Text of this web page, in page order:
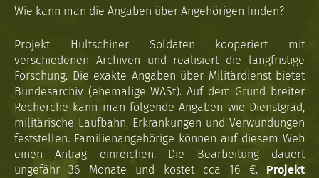
Wie kann man die Angaben über Angehörigen finden?
Projekt Hultschiner Soldaten kooperiert mit
verschiedenen Archiven und realisiert die langfristige
Forschung. Die exakte Angaben über Militärdienst bietet
Bundesarchiv (ehemalige WASt). Auf dem Grund breiter
Recherche kann man folgende Angaben wie Dienstgrad,
militärische Laufbahn, Erkrankungen und Verwundungen
feststellen. Familienangehörige können auf diesem Web
einen Antrag einreichen. Die Bearbeitung dauert
ungefähr 36 Monate und kostet cca 16 €. Projekt